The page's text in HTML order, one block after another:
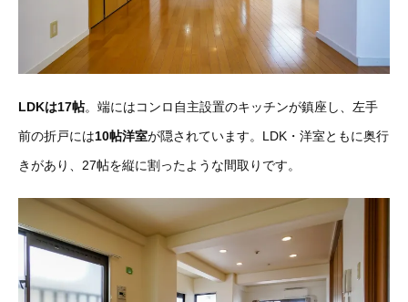
LDKは17帖。端にはコンロ自主設置のキッチンが鎮座し、左手
前の折戸には10帖洋室が隠されています。LDK・洋室ともに奥行
きがあり、27帖を縦に割ったような間取りです。